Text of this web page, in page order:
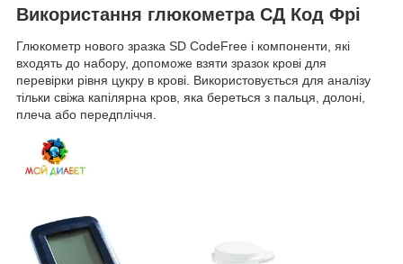
Використання глюкометра СД Код Фрі
Глюкометр нового зразка SD CodeFree і компоненти, які
входять до набору, допоможе взяти зразок крові для
перевірки рівня цукру в крові. Використовується для аналізу
тільки свіжа капілярна кров, яка береться з пальця, долоні,
плеча або передпліччя.